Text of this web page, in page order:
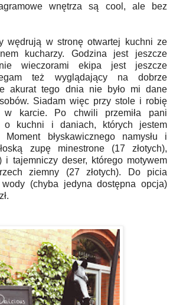
wnętrza są cool, ale bez
wędrują w stronę otwartej kuchni ze
kucharzy. Godzina jest jeszcze
wieczorami ekipa jest jeszcze
też wyglądający na dobrze
akurat tego dnia nie było mi dane
Siadam więc przy stole i robię
w karcie. Po chwili przemiła pani
o kuchni i daniach, których jestem
błyskawicznego namysłu i
zupę minestrone (17 złotych),
i tajemniczy deser, którego motywem
ziemny (27 złotych). Do picia
(chyba jedyna dostępna opcja)